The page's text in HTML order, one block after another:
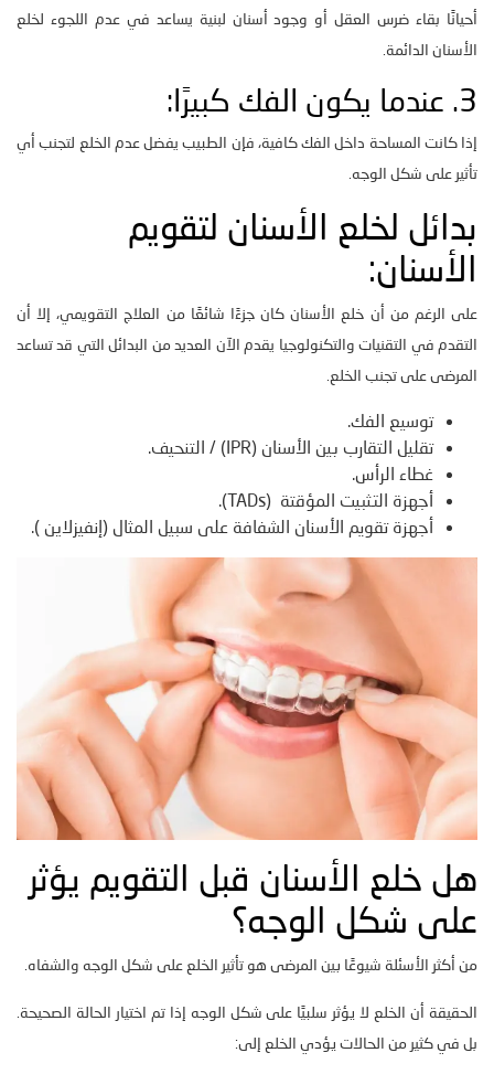
أحيانًا بقاء ضرس العقل أو وجود أسنان لبنية يساعد في عدم اللجوء لخلع
الأسنان الدائمة.
3. عندما يكون الفك كبيرًا:
إذا كانت المساحة داخل الفك كافية، فإن الطبيب يفضل عدم الخلع لتجنب أي
تأثير على شكل الوجه.
بدائل لخلع الأسنان لتقويم
الأسنان:
على الرغم من أن خلع الأسنان كان جزءًا شائعًا من العلاج التقويمي، إلا أن
التقدم في التقنيات والتكنولوجيا يقدم الآن العديد من البدائل التي قد تساعد
المرضى على تجنب الخلع.
توسيع الفك.
تقليل التقارب بين الأسنان (IPR) / التنحيف.
غطاء الرأس.
أجهزة التثبيت المؤقتة (TADs).
أجهزة تقويم الأسنان الشفافة على سبيل المثال (إنفيزلاين ).
هل خلع الأسنان قبل التقويم يؤثر
على شكل الوجه؟
من أكثر الأسئلة شيوعًا بين المرضى هو تأثير الخلع على شكل الوجه والشفاه.
الحقيقة أن الخلع لا يؤثر سلبيًا على شكل الوجه إذا تم اختيار الحالة الصحيحة.
بل في كثير من الحالات يؤدي الخلع إلى: